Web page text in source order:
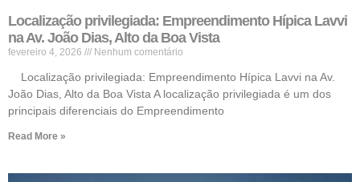
Localização privilegiada: Empreendimento Hípica Lavvi
na Av. João Dias, Alto da Boa Vista
fevereiro 4, 2026 Nenhum comentário
Localização privilegiada: Empreendimento Hípica Lavvi na Av.
João Dias, Alto da Boa Vista A localização privilegiada é um dos
principais diferenciais do Empreendimento
Read More »